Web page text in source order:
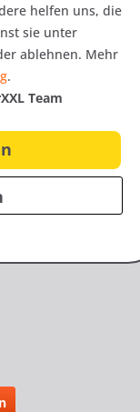
Familie Renner
Versand &
helfen uns, die
sie unter
ablehnen. Mehr
.
Team